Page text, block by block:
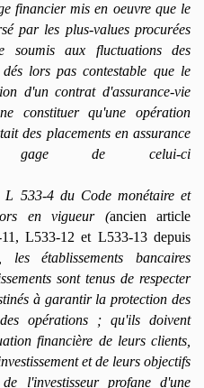
financier mis en oeuvre que le
par les plus-values procurées
soumis aux fluctuations des
lors pas contestable que le
d'un contrat d'assurance-vie
constituer qu'une opération
des placements en assurance
de celui-ci
L 533-4 du Code monétaire et
en vigueur (ancien article
L533-12 et L533-13 depuis
, les établissements bancaires
sont tenus de respecter
à garantir la protection des
opérations ; qu'ils doivent
financière de leurs clients,
et de leurs objectifs
l'investisseur profane d'une